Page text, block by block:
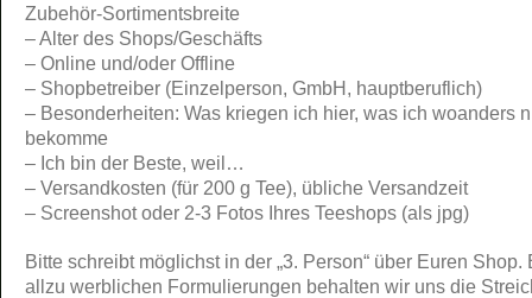
Zubehör-Sortimentsbreite
– Alter des Shops/Geschäfts
– Online und/oder Offline
– Shopbetreiber (Einzelperson, GmbH, hauptberuflich)
– Besonderheiten: Was kriegen ich hier, was ich woanders
bekomme
– Ich bin der Beste, weil…
– Versandkosten (für 200 g Tee), übliche Versandzeit
– Screenshot oder 2-3 Fotos Ihres Teeshops (als jpg)
Bitte schreibt möglichst in der „3. Person“ über Euren Shop.
allzu werblichen Formulierungen behalten wir uns die